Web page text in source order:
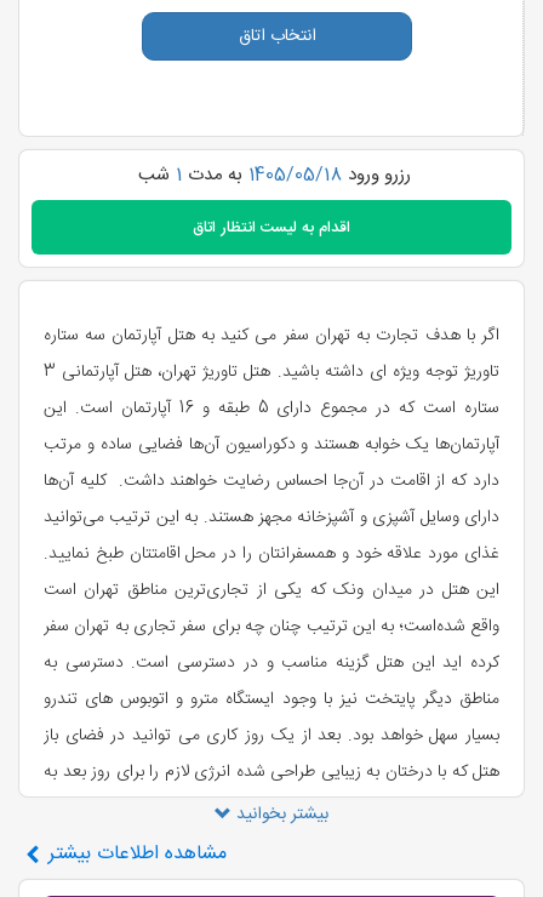
انتخاب اتاق
رزرو ورود 1405/05/18 به مدت 1 شب
اقدام به لیست انتظار اتاق
اگر با هدف تجارت به تهران سفر می کنید به هتل آپارتمان سه ستاره
تاوریژ توجه ویژه ای داشته باشید. هتل تاوریژ تهران، هتل آپارتمانی 3
ستاره است که در مجموع دارای 5 طبقه و 16 آپارتمان است. این
آپارتمان‌ها یک خوابه هستند و دکوراسیون آن‌ها فضایی ساده و مرتب
دارد که از اقامت در آن‌جا احساس رضایت خواهند داشت. کلیه آن‌ها
دارای وسایل آشپزی و آشپزخانه مجهز هستند. به این ترتیب می‌توانید
غذای مورد علاقه خود و همسفرانتان را در محل اقامتتان طبخ نمایید.
این هتل در میدان ونک که یکی از تجاری‌ترین مناطق تهران است
واقع شده‌است؛ به این ترتیب چنان چه برای سفر تجاری به تهران سفر
کرده اید این هتل گزینه مناسب و در دسترسی است. دسترسی به
مناطق دیگر پایتخت نیز با وجود ایستگاه مترو و اتوبوس های تندرو
بسیار سهل خواهد بود. بعد از یک روز کاری می توانید در فضای باز
هتل که با درختان به زیبایی طراحی شده انرژی لازم را برای روز بعد به
دست بیاورید. اقامت در واحد های یک خوابه و فضای گرم آن سفر تان
به تهران را جذاب تر خواهد کرد. برای تفریح می‌توانید سری به پارک
آب وآتش و پل طبیعت، کاخ های گلستان، نیاوران و سعد آباد، موزه
بیشتر بخوانید
مشاهده اطلاعات بیشتر